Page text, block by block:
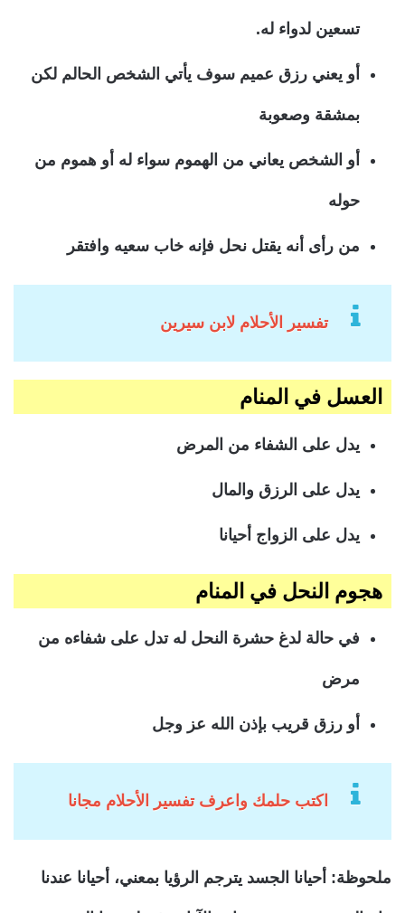
تسعين لدواء له.
أو يعني رزق عميم سوف يأتي الشخص الحالم لكن
بمشقة وصعوبة
أو الشخص يعاني من الهموم سواء له أو هموم من
حوله
من رأى أنه يقتل نحل فإنه خاب سعيه وافتقر
تفسير الأحلام لابن سيرين
العسل في المنام
يدل على الشفاء من المرض
يدل على الرزق والمال
يدل على الزواج أحيانا
هجوم النحل في المنام
في حالة لدغ حشرة النحل له تدل على شفاءه من
مرض
أو رزق قريب بإذن الله عز وجل
اكتب حلمك واعرف تفسير الأحلام مجانا
ملحوظة: أحيانا الجسد يترجم الرؤيا بمعني، أحيانا عندنا